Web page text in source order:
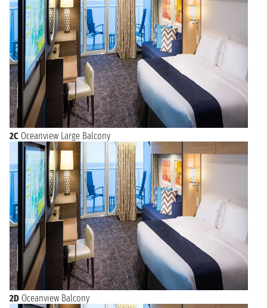
2C Oceanview Large Balcony
2D Oceanview Balcony